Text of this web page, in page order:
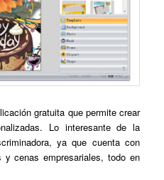
gratuita que permite crear
Lo interesante de la
ya que cuenta con
cenas empresariales, todo en